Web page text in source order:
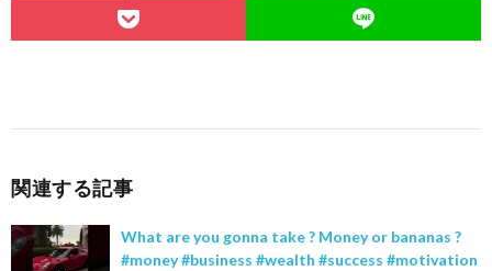
関連する記事
What are you gonna take ? Money or bananas ?
#money #business #wealth #success #motivation